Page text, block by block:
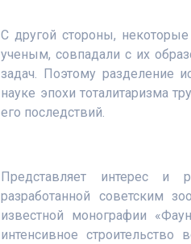
С другой стороны,
ученым, совпадали с их
задач. Поэтому разделение
науке эпохи тоталитаризма
его последствий.
Представляет интерес и
разработанной советским
известной монографии
интенсивное